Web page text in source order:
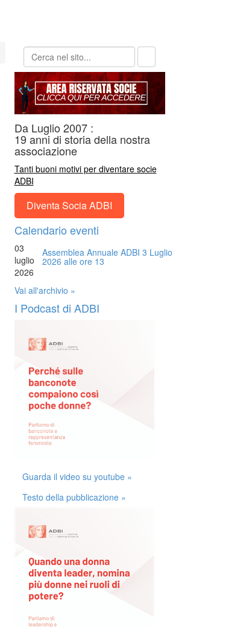
Da Luglio 2007 :
19 anni di storia della nostra
associazione
Tanti buoni motivi per diventare socie
ADBI
Diventa Socia ADBI
Calendario eventi
03
luglio
2026
Assemblea Annuale ADBI 3 Luglio
2026 alle ore 13
Vai all'archivio »
I Podcast di ADBI
Guarda il video su youtube »
Testo della pubblicazione »